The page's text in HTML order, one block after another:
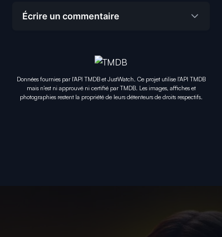
Écrire un commentaire
Données fournies par l'API TMDB et JustWatch. Ce projet utilise l'API TMDB
mais n'est ni approuvé ni certifié par TMDB. Les images, affiches et
photographies restent la propriété de leurs détenteurs de droits respectifs.